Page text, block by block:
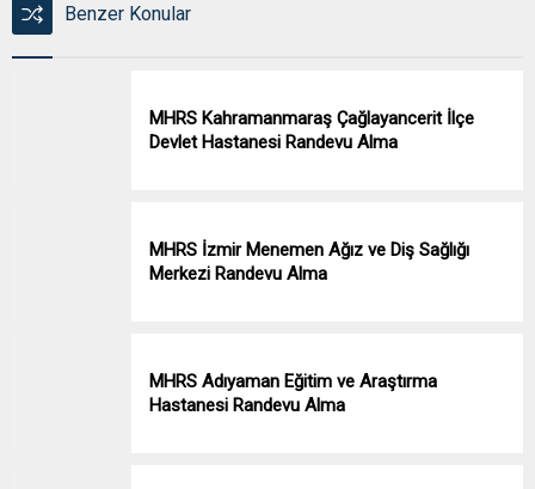
Benzer Konular
MHRS Kahramanmaraş Çağlayancerit İlçe
Devlet Hastanesi Randevu Alma
MHRS İzmir Menemen Ağız ve Diş Sağlığı
Merkezi Randevu Alma
MHRS Adıyaman Eğitim ve Araştırma
Hastanesi Randevu Alma